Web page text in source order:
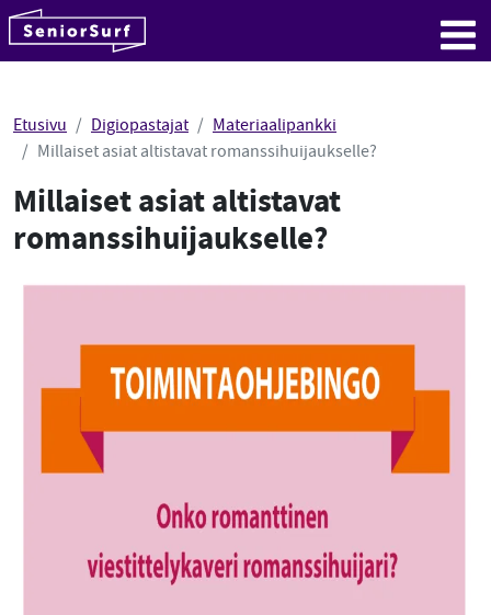
Hyppää sisältöön
Etusivu Digiopastajat
Materiaalipankki
Millaiset asiat altistavat romanssihuijaukselle?
Millaiset asiat altistavat
romanssihuijaukselle?